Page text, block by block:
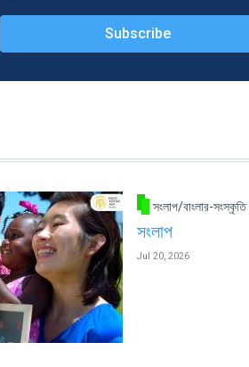
সংলাপ/বাংলার-সংস্কৃতি
সংলাপ
Jul 20, 2026